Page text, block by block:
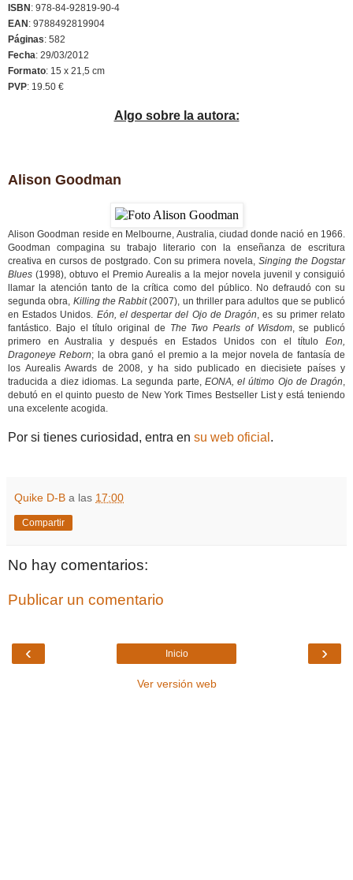
ISBN : 978-84-92819-90-4
EAN : 9788492819904
Páginas: 582
Fecha: 29/03/2012
Formato: 15 x 21,5 cm
PVP: 19.50 €
Algo sobre la autora:
Alison Goodman
Alison Goodman reside en Melbourne, Australia, ciudad donde nació en 1966.
Goodman compagina su trabajo literario con la enseñanza de escritura
creativa en cursos de postgrado. Con su primera novela,Singing the Dogstar
Blues (1998), obtuvo el Premio Aurealis a la mejor novela juvenil y consiguió
llamar la atención tanto de la crítica como del público. No defraudó con su
segunda obra, Killing the Rabbit(2007), un thriller para adultos que se publicó
en Estados Unidos. Eón, el despertar del Ojo de Dragón, es su primer relato
fantástico. Bajo el título original de The Two Pearls of Wisdom, se publicó
primero en Australia y después en Estados Unidos con el título Eon,
Dragoneye Reborn; la obra ganó el premio a la mejor novela de fantasía de
los Aurealis Awards de 2008, y ha sido publicado en diecisiete países y
traducida a diez idiomas. La segunda parte, EONA, el último Ojo de Dragón,
debutó en el quinto puesto de New York Times Bestseller List y está teniendo
una excelente acogida.
Por si tienes curiosidad, entra en su web oficial .
Quike D-B a las 17:00
Compartir
No hay comentarios:
Publicar un comentario
‹ ›
Inicio
Ver versión web